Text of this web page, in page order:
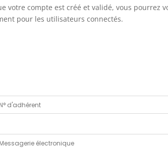
votre compte est créé et validé, vous
pour les utilisateurs connectés.